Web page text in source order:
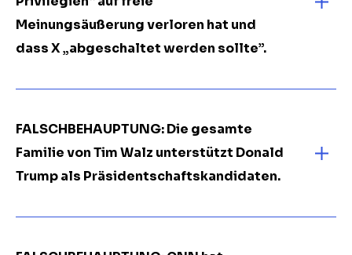
Meinungsäußerung verloren hat und
dass X „abgeschaltet werden sollte”.
FALSCHBEHAUPTUNG: Die gesamte
Familie von Tim Walz unterstützt Donald
Trump als Präsidentschaftskandidaten.